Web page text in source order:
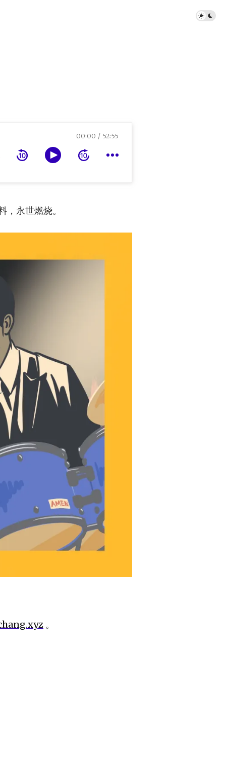
00:00 52:55
永世燃烧。
。